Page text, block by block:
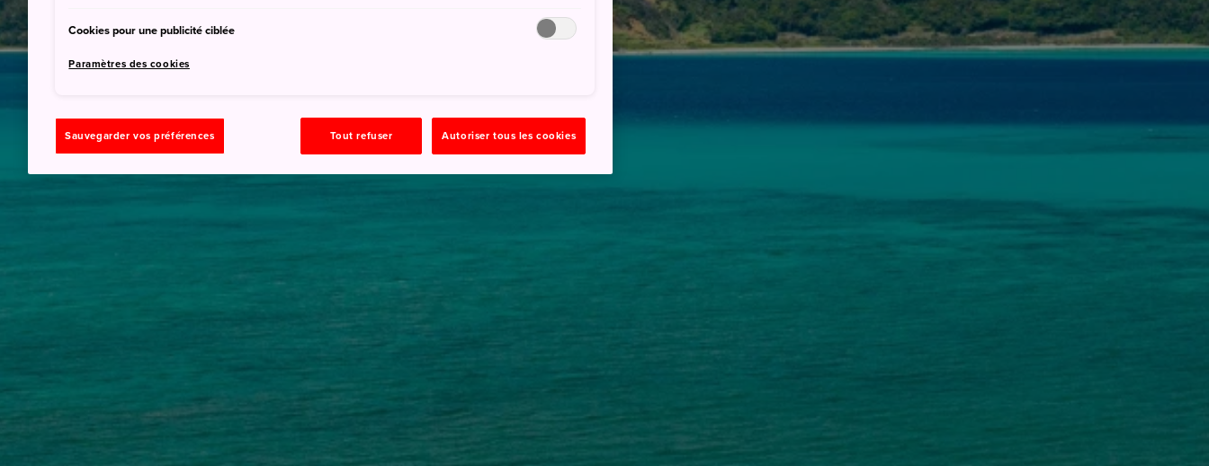
Cookies pour une publicité ciblée
Paramètres des cookies
Sauvegarder vos préférences Tout refuser Autoriser tous les cookies